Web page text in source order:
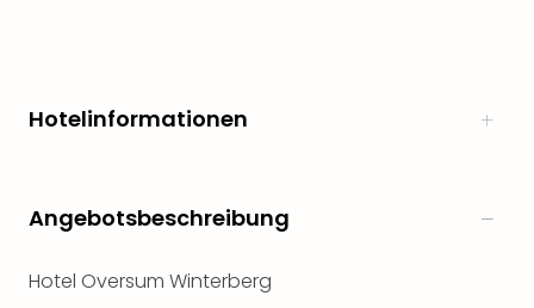
Hotelinformationen
Angebotsbeschreibung
Hotel Oversum Winterberg